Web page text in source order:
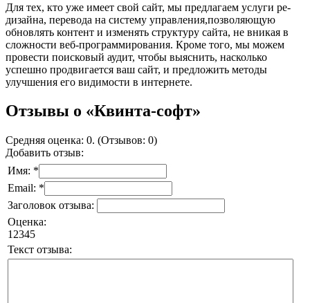
Для тех, кто уже имеет свой сайт, мы предлагаем услуги ре-
дизайна, перевода на систему управления,позволяющую
обновлять контент и изменять структуру сайта, не вникая в
сложности веб-программирования. Кроме того, мы можем
провести поисковый аудит, чтобы выяснить, насколько
успешно продвигается ваш сайт, и предложить методы
улучшения его видимости в интернете.
Отзывы о «Квинта-софт»
Средняя оценка: 0. (Отзывов: 0)
Добавить отзыв:
Имя: *
Email: *
Заголовок отзыва:
Оценка:
1 2345
Текст отзыва: